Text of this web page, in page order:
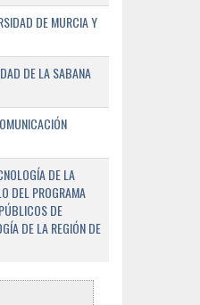
DE MURCIA Y
DE LA SABANA
DE LA
DEL PROGRAMA
DE
DE LA REGIÓN DE